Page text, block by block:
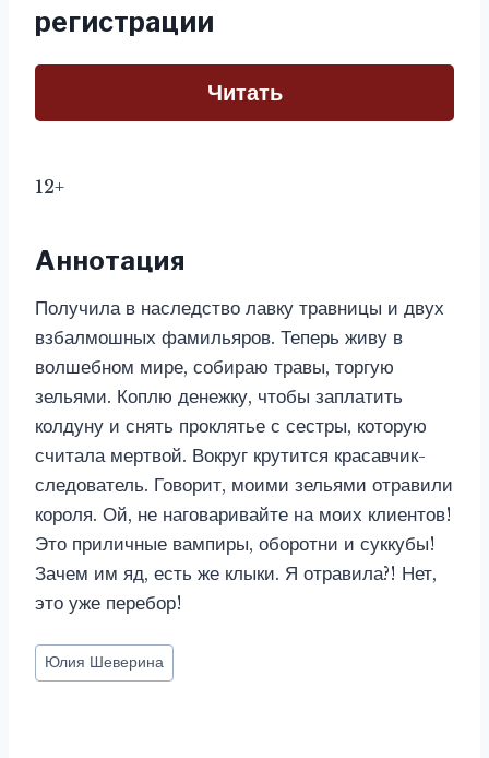
регистрации
Читать
12+
Аннотация
Получила в наследство лавку травницы и двух
взбалмошных фамильяров. Теперь живу в
волшебном мире, собираю травы, торгую
зельями. Коплю денежку, чтобы заплатить
колдуну и снять проклятье с сестры, которую
считала мертвой. Вокруг крутится красавчик-
следователь. Говорит, моими зельями отравили
короля. Ой, не наговаривайте на моих клиентов!
Это приличные вампиры, оборотни и суккубы!
Зачем им яд, есть же клыки. Я отравила?! Нет,
это уже перебор!
Метки
записи:
Юлия Шеверина